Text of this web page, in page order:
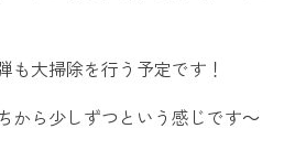
も大掃除を行う予定です！
から少しずつという感じです～